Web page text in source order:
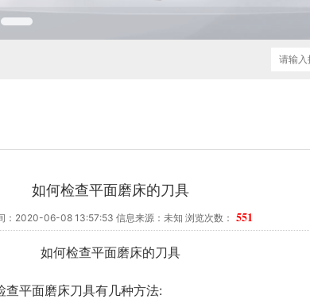
如何检查平面磨床的刀具
：2020-06-08 13:57:53 信息来源：未知 浏览次数： 551
如何检查平面磨床的刀具
平面磨床刀具有几种方法: